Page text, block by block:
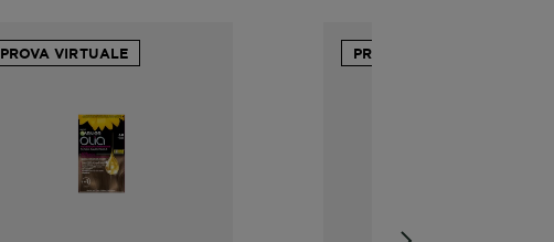
PROVA VIRTUALE PROVA VIRTUALE